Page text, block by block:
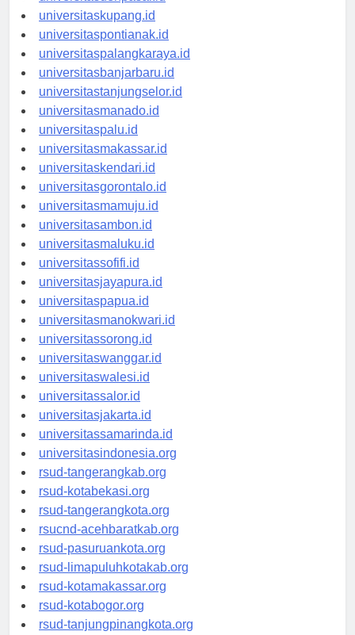
universitasdenpasar.id
universitaskupang.id
universitaspontianak.id
universitaspalangkaraya.id
universitasbanjarbaru.id
universitastanjungselor.id
universitasmanado.id
universitaspalu.id
universitasmakassar.id
universitaskendari.id
universitasgorontalo.id
universitasmamuju.id
universitasambon.id
universitasmaluku.id
universitassofifi.id
universitasjayapura.id
universitaspapua.id
universitasmanokwari.id
universitassorong.id
universitaswanggar.id
universitaswalesi.id
universitassalor.id
universitasjakarta.id
universitassamarinda.id
universitasindonesia.org
rsud-tangerangkab.org
rsud-kotabekasi.org
rsud-tangerangkota.org
rsucnd-acehbaratkab.org
rsud-pasuruankota.org
rsud-limapuluhkotakab.org
rsud-kotamakassar.org
rsud-kotabogor.org